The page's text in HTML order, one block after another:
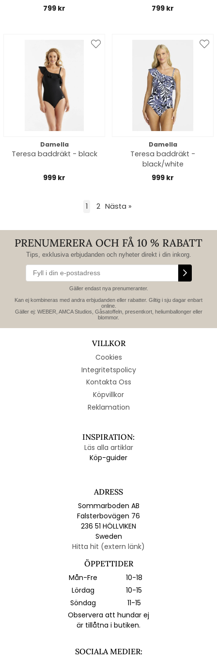
799 kr
799 kr
Damella
Teresa baddräkt - black
999 kr
Damella
Teresa baddräkt -
black/white
999 kr
1 2 Nästa »
PRENUMERERA OCH FÅ 10 % RABATT
Tips, exklusiva erbjudanden och nyheter direkt i din inkorg.
Gäller endast nya prenumeranter.
Kan ej kombineras med andra erbjudanden eller rabatter. Giltig i sju dagar enbart
online.
Gäller ej: WEBER, AMCA Studios, Gåsatoffeln, presentkort, heliumballonger eller
blommor.
VILLKOR
Cookies
Integritetspolicy
Kontakta Oss
Köpvillkor
Reklamation
INSPIRATION:
Läs alla artiklar
Köp-guider
ADRESS
Sommarboden AB
Falsterbovägen 76
236 51 HÖLLVIKEN
Sweden
Hitta hit (extern länk)
ÖPPETTIDER
Mån-Fre
10-18
Lördag
10-15
Söndag
11-15
Observera att hundar ej
är tillåtna i butiken.
SOCIALA MEDIER: